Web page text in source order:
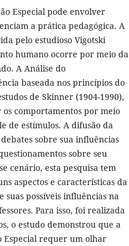
Especial pode envolver
a prática pedagógica. A
pelo estudioso Vigotski
humano ocorre por meio da
A Análise do
baseada nos princípios do
de Skinner (1904-1990),
comportamentos por meio
de estímulos. A difusão da
sobre sua influências
sobre seu
cenário, esta pesquisa tem
aspectos e características da
possíveis influências na
Para isso, foi realizada
o estudo demonstrou que a
Especial requer um olhar